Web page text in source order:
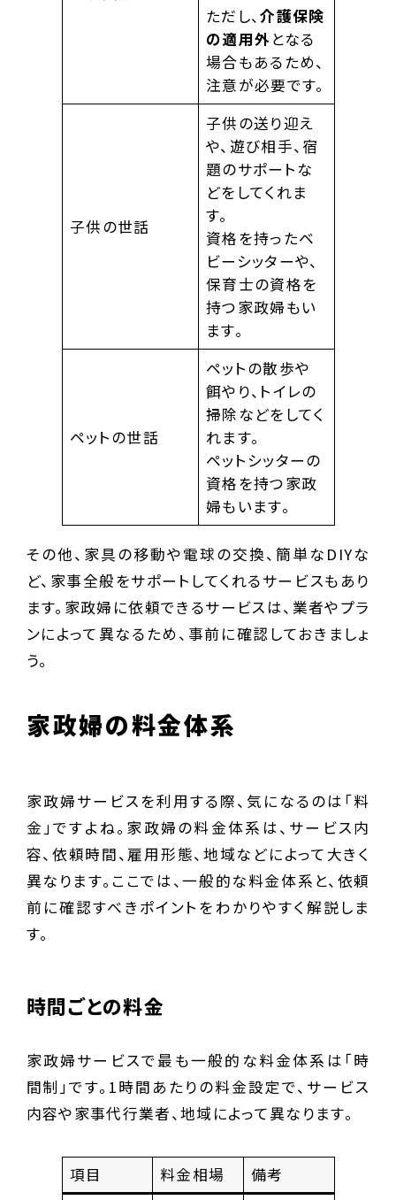
ただし、介護保険
の適用外となる
場合もあるため、
注意が必要です。
子供の世話
子供の送り迎え
や、遊び相手、宿
題のサポートな
どをしてくれま
す。
資格を持ったベ
ビーシッターや、
保育士の資格を
持つ家政婦もい
ます。
ペットの世話
ペットの散歩や
餌やり、トイレの
掃除などをしてく
れます。
ペットシッターの
資格を持つ家政
婦もいます。
その他、家具の移動や電球の交換、簡単なDIYな
ど、家事全般をサポートしてくれるサービスもあり
ます。家政婦に依頼できるサービスは、業者やプラ
ンによって異なるため、事前に確認しておきましょ
う。
家政婦の料金体系
家政婦サービスを利用する際、気になるのは「料
金」ですよね。家政婦の料金体系は、サービス内
容、依頼時間、雇用形態、地域などによって大きく
異なります。ここでは、一般的な料金体系と、依頼
前に確認すべきポイントをわかりやすく解説しま
す。
時間ごとの料金
家政婦サービスで最も一般的な料金体系は「時
間制」です。1時間あたりの料金設定で、サービス
内容や家事代行業者、地域によって異なります。
項目 料金相場 備考